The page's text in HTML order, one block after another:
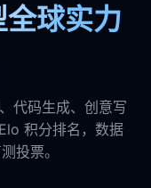
球实力
代码生成、创意写
积分排名，数据
投票。